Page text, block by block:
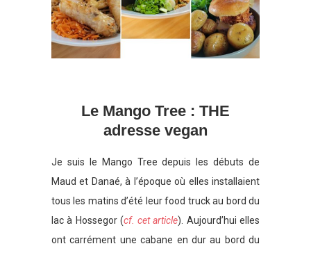
Le Mango Tree : THE
adresse vegan
Je suis le Mango Tree depuis les débuts de
Maud et Danaé, à l’époque où elles installaient
tous les matins d’été leur food truck au bord du
lac à Hossegor (cf. cet article). Aujourd’hui elles
ont carrément une cabane en dur au bord du